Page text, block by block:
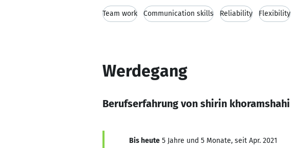
Team work Communication skills Reliability Flexibility
Werdegang
Berufserfahrung von shirin khoramshahi
Bis heute 5 Jahre und 5 Monate, seit Apr. 2021